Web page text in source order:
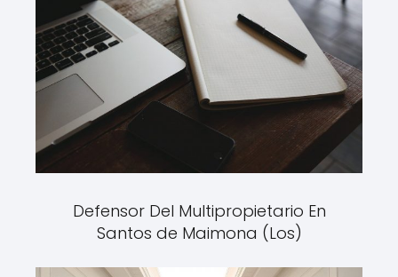
Defensor Del Multipropietario En
Santos de Maimona (Los)